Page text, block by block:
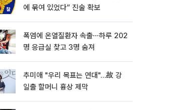
에 묶여 있었다” 진술 확보
폭염에 온열질환자 속출⋯하루 202
명 응급실 찾고 3명 숨져
추미애 "우리 목표는 연대"…故 강
일출 할머니 흉상 제막